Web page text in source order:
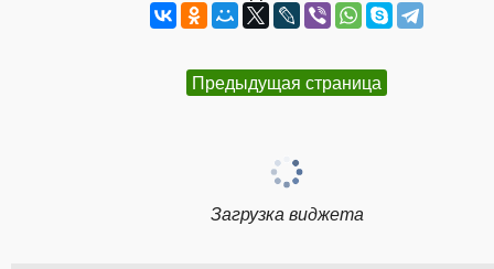
Предыдущая страница
Загрузка виджета